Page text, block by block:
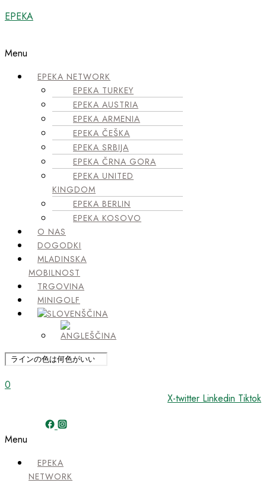
EPEKA
Menu
EPEKA NETWORK
EPEKA TURKEY
EPEKA AUSTRIA
EPEKA ARMENIA
EPEKA ČEŠKA
EPEKA SRBIJA
EPEKA ČRNA GORA
EPEKA UNITED
KINGDOM
EPEKA BERLIN
EPEKA KOSOVO
O NAS
DOGODKI
MLADINSKA
MOBILNOST
TRGOVINA
MINIGOLF
0
X-twitter Linkedin Tiktok
Menu
EPEKA
NETWORK